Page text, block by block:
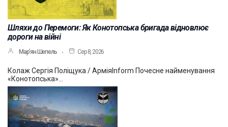
Шляхи до Перемоги: Як Конотопська бригада відновлює
дороги на війні
Мар’ян Шепель Сер 8, 2026
Колаж Сергія Поліщука / АрміяInform Почесне найменування
«Конотопська»…